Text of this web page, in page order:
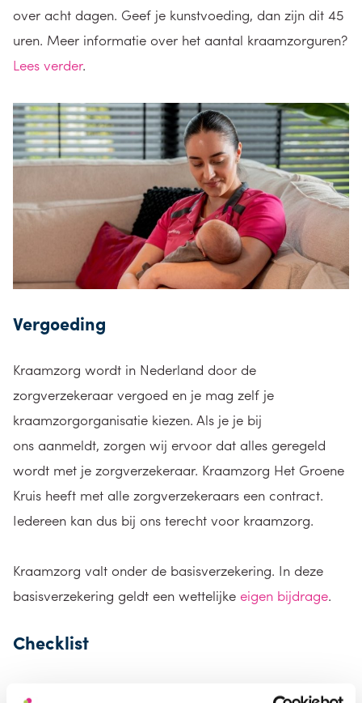
over acht dagen. Geef je kunstvoeding, dan zijn dit 45
uren. Meer informatie over het aantal kraamzorguren?
Lees verder.
Vergoeding
Kraamzorg wordt in Nederland door de
zorgverzekeraar vergoed en je mag zelf je
kraamzorgorganisatie kiezen. Als je je bij
ons aanmeldt, zorgen wij ervoor dat alles geregeld
wordt met je zorgverzekeraar. Kraamzorg Het Groene
Kruis heeft met alle zorgverzekeraars een contract.
Iedereen kan dus bij ons terecht voor kraamzorg.
Kraamzorg valt onder de basisverzekering. In deze
basisverzekering geldt een wettelijke eigen bijdrage.
Checklist